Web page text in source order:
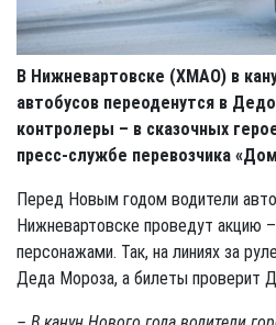
В Нижневартовске (ХМАО) в
автобусов переоденутся в
контролеры – в сказочных
пресс-службе перевозчика
Перед Новым годом водители
Нижневартовске проведут акцию
персонажами. Так, на линиях за
Деда Мороза, а билеты проверит